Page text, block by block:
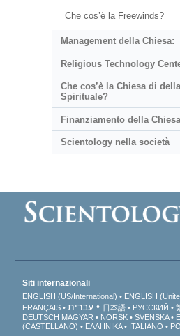
Che cos’è la Freewinds?
Management della Chiesa:
Religious Technology
Che cos’è la Chiesa di
Spirituale?
Finanziamento della Chiesa
Scientology nella società
Siti internazionali
ENGLISH (US/International) ENGLISH
FRANÇAIS
עברית 日本語 РУССКИЙ
DEUTSCH MAGYAR NORSK SVENSKA
(CASTELLANO)
ΕΛΛΗΝΙΚA ITALIANO